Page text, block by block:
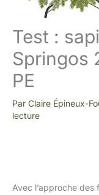
Test :
Springos
PE
Par Claire Épineux-
lecture
Avec l’approche des